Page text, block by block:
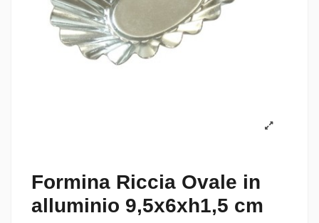
Formina Riccia Ovale in
alluminio 9,5x6xh1,5 cm